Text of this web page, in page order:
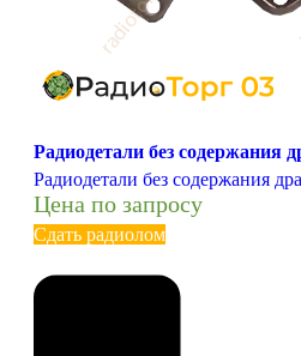
Радиодетали без содержания
Радиодетали без содержания
Цена по запросу
Сдать радиолом